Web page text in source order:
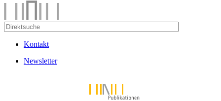
Kontakt
Newsletter